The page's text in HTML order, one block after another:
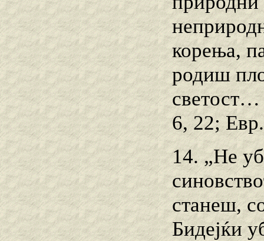
корења,
родиш
светост…
6, 22;
14. „Не
станеш,
Бидејќи